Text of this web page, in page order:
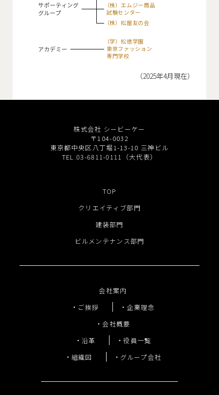
サポーティング
グループ
（株）エムジー商品
試験センター
（株）松屋友の会
アカデミー
（学）松徳学園
東京ファッション
専門学校
（2025年4月現在）
株式会社 シービーケー
〒104-0032
東京都中央区八丁堀1-13-10 三神ビル
TEL.03-6811-0111（大代表）
TOP
クリエイティブ部門
建装部門
ビルメンテナンス部門
会社案内
ご挨拶
企業理念
会社概要
沿革
役員一覧
組織図
グループ会社